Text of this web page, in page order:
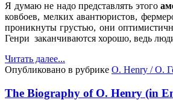
Я думаю не надо представлять этого
ковбоев, мелких авантюристов,
проникнуты грустью, они
Генри заканчиваются хорошо, ведь
Читать далее...
Опубликовано в рубрике O. Henry / О.
The Biography of O. Henry (in